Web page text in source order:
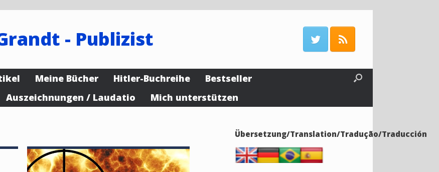
- Publizist
Meine Bücher Hitler-Buchreihe
Bestseller
Auszeichnungen / Laudatio Mich unterstützen
Übersetzung/Translation/Tradução/Traducción